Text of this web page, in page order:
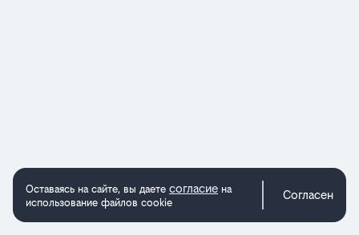
Оставаясь на сайте, вы даете согласие на
использование файлов cookie
Согласен